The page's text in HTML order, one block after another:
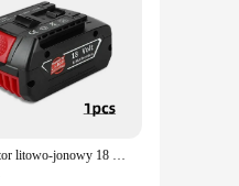
Akumulator litowo-jonowy 18 V 6,0 Ah do Bosch BAT609 BAT609G BAT618 BAT618G BAT614 do wiertarki elektrycznej z ładowarką